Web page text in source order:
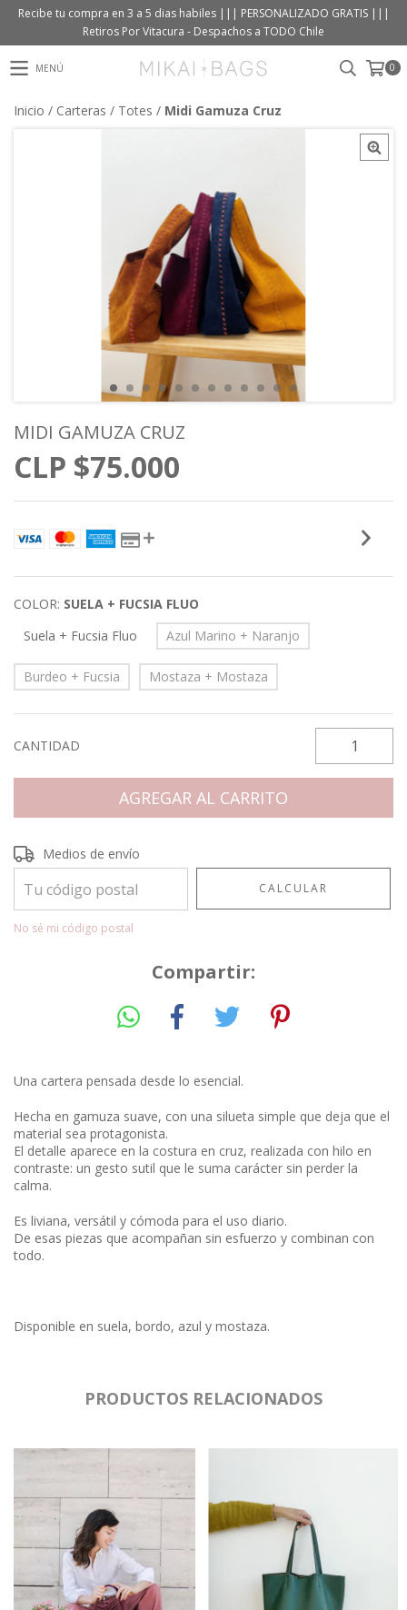
Recibe tu compra en 3 a 5 dias habiles ||| PERSONALIZADO GRATIS |||
Retiros Por Vitacura - Despachos a TODO Chile
MENÚ 0
Inicio / Carteras / Totes / Midi Gamuza Cruz
MIDI GAMUZA CRUZ
$75.000
COLOR: SUELA + FUCSIA FLUO
Suela + Fucsia Fluo
Azul Marino + Naranjo
Burdeo + Fucsia Mostaza + Mostaza
CANTIDAD
Entregas para el CP:
Medios de envío
CALCULAR
No sé mi código postal
Compartir:
Una cartera pensada desde lo esencial.
Hecha en gamuza suave, con una silueta simple que deja que el
material sea protagonista.
El detalle aparece en la costura en cruz, realizada con hilo en
contraste: un gesto sutil que le suma carácter sin perder la
calma.
Es liviana, versátil y cómoda para el uso diario.
De esas piezas que acompañan sin esfuerzo y combinan con
todo.
Disponible en suela, bordo, azul y mostaza.
PRODUCTOS RELACIONADOS